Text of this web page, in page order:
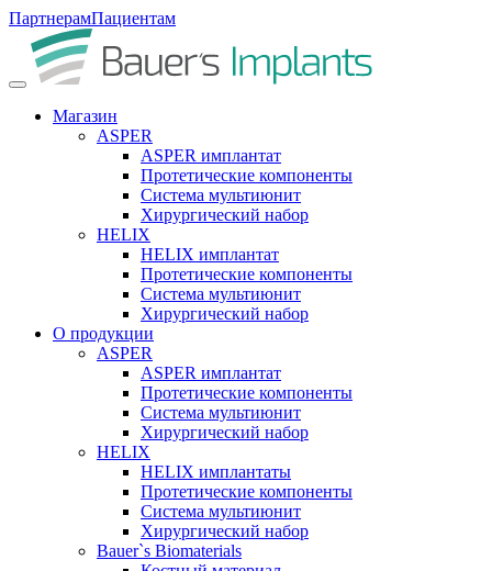
ПартнерамПациентам
Магазин
ASPER
ASPER имплантат
Протетические компоненты
Система мультиюнит
Хирургический набор
HELIX
HELIX имплантат
Протетические компоненты
Система мультиюнит
Хирургический набор
О продукции
ASPER
ASPER имплантат
Протетические компоненты
Система мультиюнит
Хирургический набор
HELIX
HELIX имплантаты
Протетические компоненты
Система мультиюнит
Хирургический набор
Bauer`s Biomaterials